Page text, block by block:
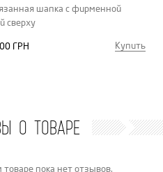
шапка с фирменной
сверху
ГРН Купить
О ТОВАРЕ
пока нет отзывов.